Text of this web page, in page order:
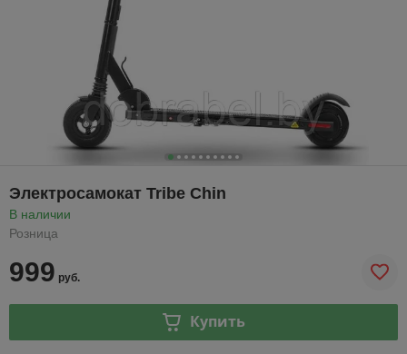
Электросамокат Tribe Chin
В наличии
Розница
999 руб.
Купить